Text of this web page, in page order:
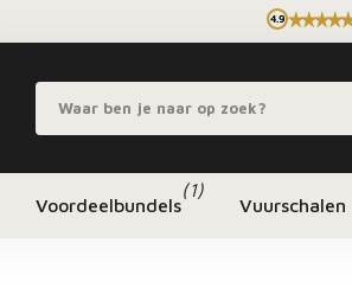
4.9
Voordeelbundels
(1)
Vuurschalen